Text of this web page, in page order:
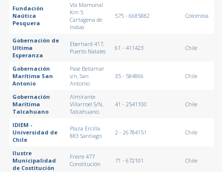
Fundación
Naútica
Pesquera
Vía Mamonal
Km 5
Cartagena de
Indias
575 - 6685882 Colombia
Gobernación de
Ultima
Esperanza
Eberhard 417,
Puerto Natales
61 - 411423 Chile
Gobernación
Marítima San
Antonio
Pase Bellamar
s/n, San
Antonio
35 - 584866 Chile
Gobernación
Marítima
Talcahuano
Almirante
Villarroel S/N,
Talcahuano.
41 - 2541100 Chile
IDIEM -
Universidad de
Chile
Plaza Ercilla
883 Santiago
2 - 26784151 Chile
Ilustre
Municipalidad
de Costitución
Freire 477
Constitución
71 - 672101 Chile